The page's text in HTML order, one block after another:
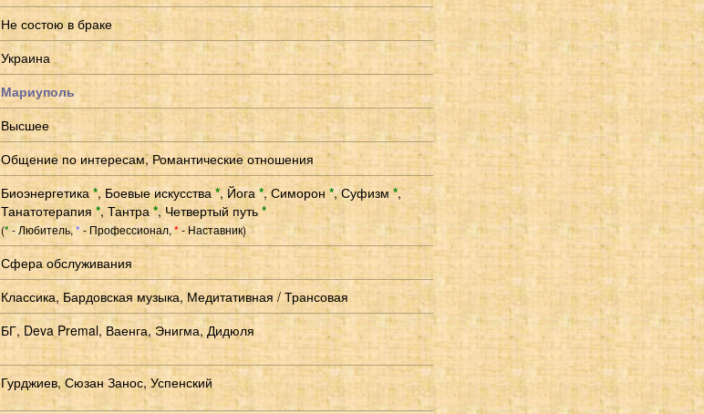
Не состою в браке
Украина
Мариуполь
Высшее
Общение по интересам, Романтические отношения
Биоэнергетика *, Боевые искусства *,Йога *, Симорон*,Суфизм*,
Танатотерапия *, Тантра*, Четвертый путь *
(* - Любитель,* - Профессионал,*- Наставник)
Сфера обслуживания
Классика, Бардовская музыка, Медитативная / Трансовая
БГ, Deva Premal, Ваенга, Энигма, Дидюля
Гурджиев, Сюзан Занос, Успенский